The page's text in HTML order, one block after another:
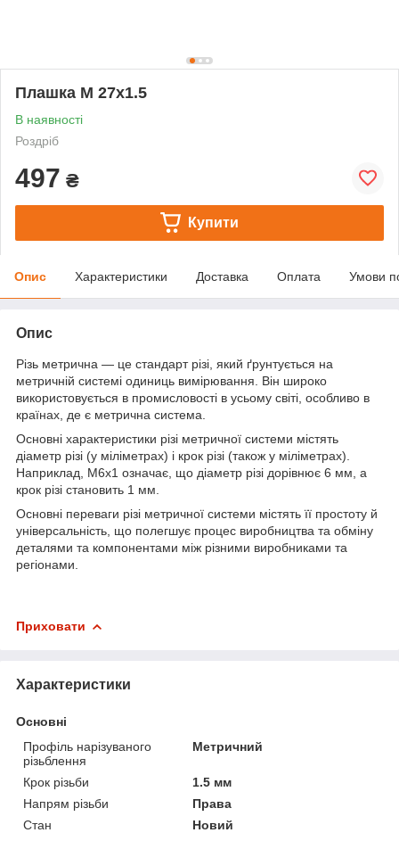
Плашка М 27х1.5
В наявності
Роздріб
497 ₴
Купити
Опис Характеристики Доставка Оплата Умови
Опис
Різь метрична — це стандарт різі, який ґрунтується на
метричній системі одиниць вимірювання. Він широко
використовується в промисловості в усьому світі, особливо в
країнах, де є метрична система.
Основні характеристики різі метричної системи містять
діаметр різі (у міліметрах) і крок різі (також у міліметрах).
Наприклад, M6x1 означає, що діаметр різі дорівнює 6 мм, а
крок різі становить 1 мм.
Основні переваги різі метричної системи містять її простоту й
універсальність, що полегшує процес виробництва та обміну
деталями та компонентами між різними виробниками та
регіонами.
Приховати
Характеристики
Основні
Профіль нарізуваного
різьблення
Метричний
Крок різьби
1.5 мм
Напрям різьби
Права
Стан
Новий